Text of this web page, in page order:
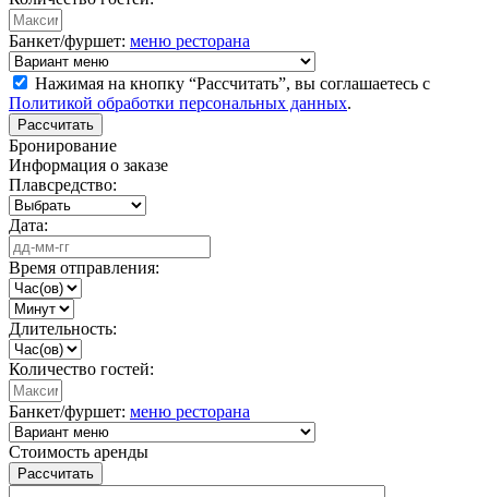
Банкет/фуршет: меню ресторана
Нажимая на кнопку “Рассчитать”, вы соглашаетесь с
Политикой обработки персональных данных.
Рассчитать
Бронирование
Информация о заказе
Плавсредство:
Дата:
Время отправления:
Длительность:
Количество гостей:
Банкет/фуршет: меню ресторана
Стоимость аренды
Рассчитать